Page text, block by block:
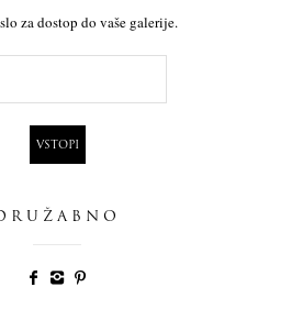
za dostop do vaše galerije.